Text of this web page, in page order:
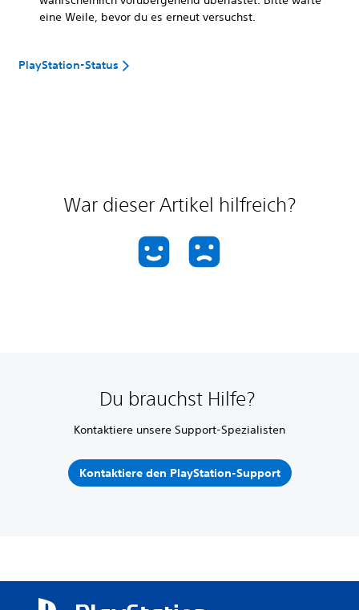
eine Weile, bevor du es erneut versuchst.
PlayStation-Status
War dieser Artikel hilfreich?
Du brauchst Hilfe?
Kontaktiere unsere Support-Spezialisten
Kontaktiere den PlayStation-Support